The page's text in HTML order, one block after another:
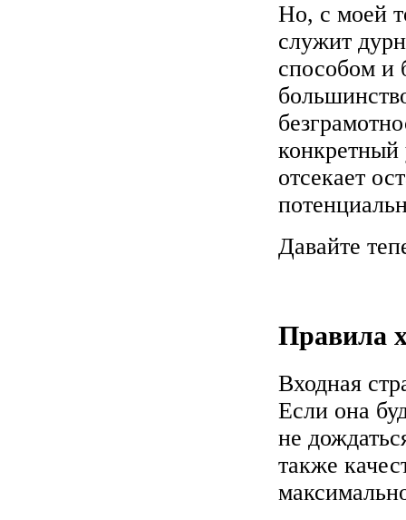
Но, с моей
служит
способом и
конкретный
отсекает
Давайте
Правила
Входная
Если она
не
также